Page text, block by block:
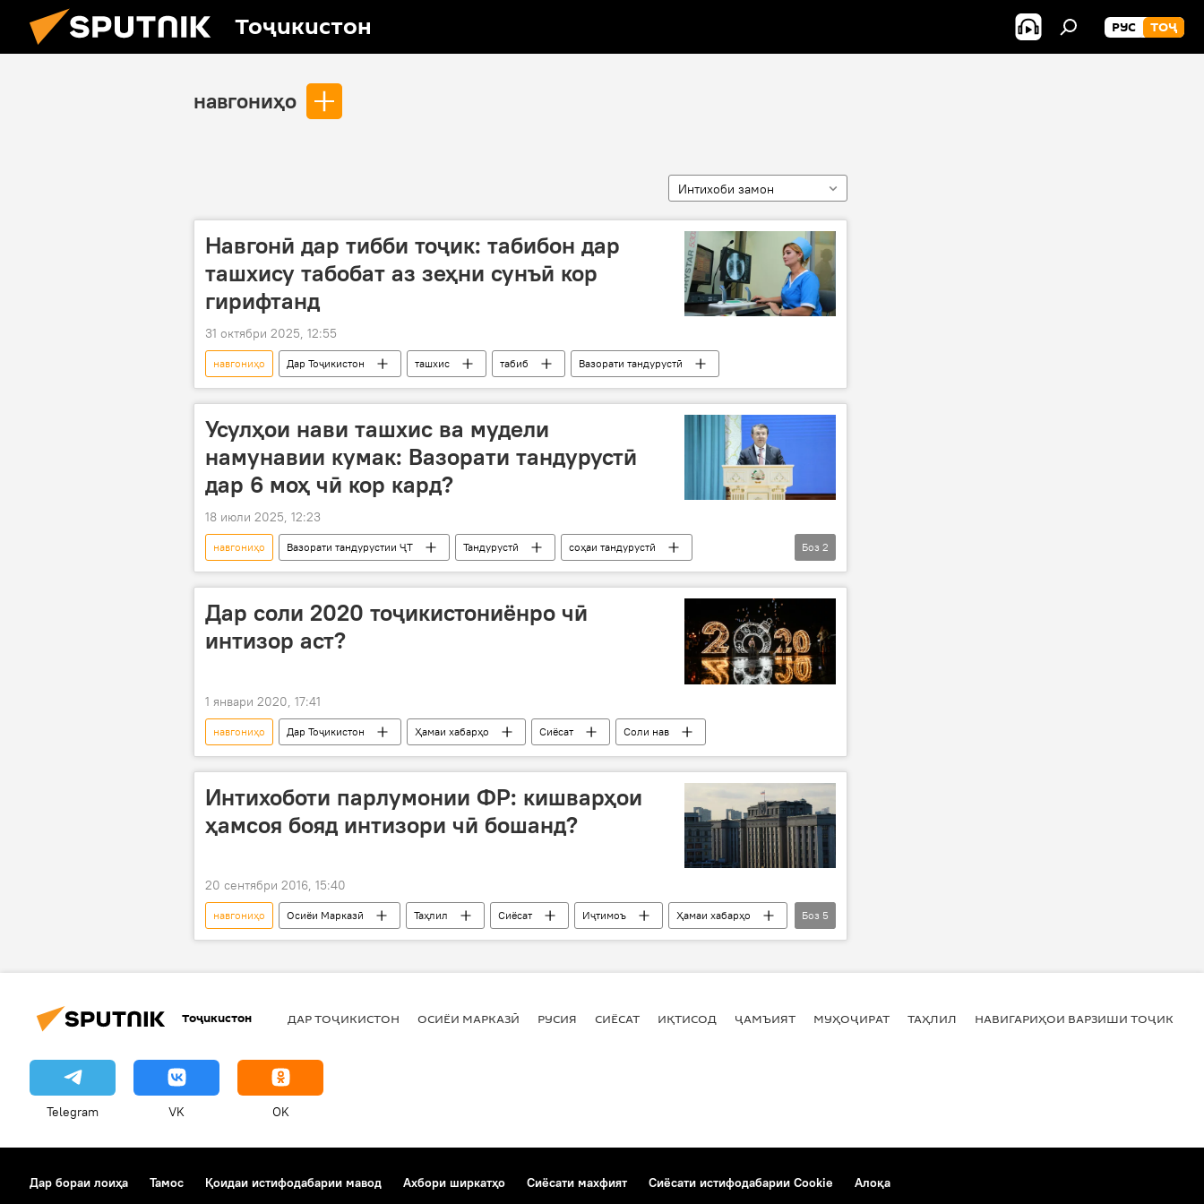
Тоҷикистон РУС ТОҶ
навгониҳо
Интихоби замон
Навгонӣ дар тибби тоҷик: табибон дар
ташхису табобат аз зеҳни сунъӣ кор
гирифтанд
31 октябри 2025, 12:55
навгониҳо Дар Тоҷикистон ташхис табиб Вазорати тандурустӣ
Усулҳои нави ташхис ва мудели
намунавии кумак: Вазорати тандурустӣ
дар 6 моҳ чӣ кор кард?
18 июли 2025, 12:23
навгониҳо Вазорати тандурустии ҶТ Тандурустӣ
соҳаи тандурустӣ
натиҷагирӣ
Дар Тоҷикистон
Боз 2
Дар соли 2020 тоҷикистониёнро чӣ
интизор аст?
1 январи 2020, 17:41
навгониҳо Дар Тоҷикистон Ҳамаи хабарҳо Сиёсат Соли нав
Интихоботи парлумонии ФР: кишварҳои
ҳамсоя бояд интизори чӣ бошанд?
20 сентябри 2016, 15:40
навгониҳо Осиёи Марказӣ Таҳлил Сиёсат Иҷтимоъ
Ҳамаи хабарҳо
Андрей Казантсев
Алексей Мухин интихобот тағйирот Дар Русия
Боз 5
Тоҷикистон ДАР ТОҶИКИСТОН ОСИЁИ МАРКАЗӢ РУСИЯ СИЁСАТ ИҚТИСОД ҶАМЪИЯТ МУҲОҶИРАТ ТАҲЛИЛ НАВИГАРИҲОИ ВАРЗИШИ
Telegram VK OK
Дар бораи лоиҳа Тамос Қоидаи истифодабарии мавод Ахбори ширкатҳо Сиёсати махфият Сиёсати истифодабарии Cookie Алоқа